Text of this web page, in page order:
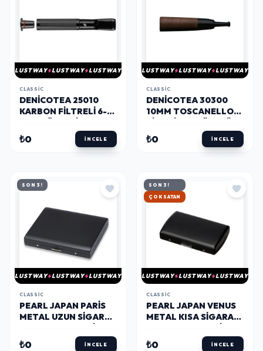
LUSTWAY LUSTWAY LUSTWAY
CLASSIC
DENICOTEA 25010
KARBON FILTRELI 6-
SIG.AĞIZLIĞI
TITANIUM
₺0 İNCELE
LUSTWAY LUSTWAY LUSTWAY
CLASSIC
DENICOTEA 30300
10MM TOSCANELLO
AHŞAP
₺0 İNCELE
SON 3!
LUSTWAY LUSTWAY LUSTWAY
CLASSIC
PEARL JAPAN PARIS
METAL UZUN SIGARA
20LI
₺0 İNCELE
SON 3!
HIZLI KARGO
LUSTWAY LUSTWAY LUSTWAY
CLASSIC
PEARL JAPAN VENUS
METAL KISA SIGARA
12LI
₺0 İNCELE